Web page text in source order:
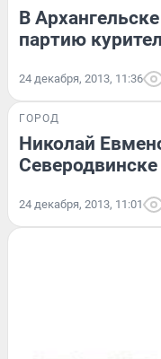
В
партию
24 декабря, 2013, 11:36
ГОРОД
Николай
Северодвинске
24 декабря, 2013, 11:01